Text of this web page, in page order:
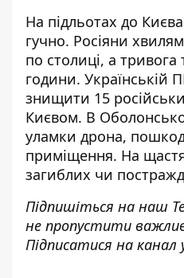
На підльотах до
гучно. Росіяни
по столиці, а
години. Українській
знищити 15
Києвом. В
уламки дрона,
приміщення. На
загиблих чи
Підпишіться на наш
не пропустити
Підписатися на